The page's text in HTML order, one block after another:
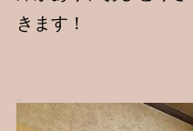
きます！